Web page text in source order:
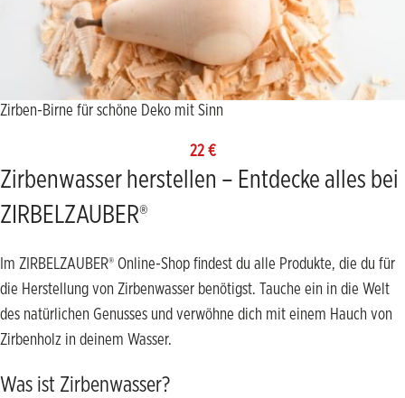
Zirben-Birne für schöne Deko mit Sinn
22 €
Zirbenwasser herstellen – Entdecke alles bei
ZIRBELZAUBER®
Im ZIRBELZAUBER® Online-Shop findest du alle Produkte, die du für
die Herstellung von Zirbenwasser benötigst. Tauche ein in die Welt
des natürlichen Genusses und verwöhne dich mit einem Hauch von
Zirbenholz in deinem Wasser.
Was ist Zirbenwasser?